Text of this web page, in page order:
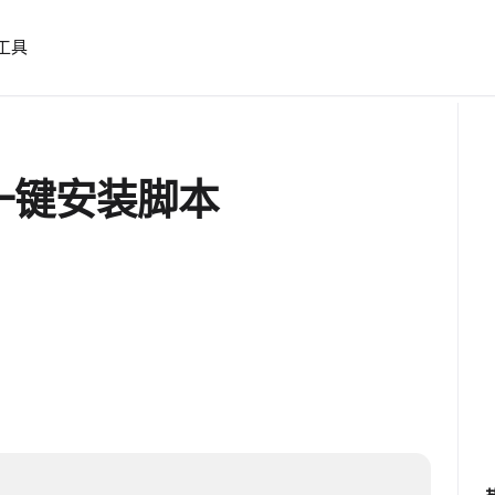
具
安装脚本